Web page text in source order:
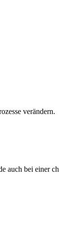
verändern.
auch bei einer